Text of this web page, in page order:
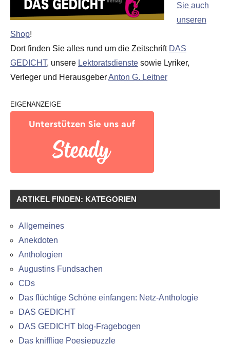
Sie auch
unseren
Shop!
Dort finden Sie alles rund um die Zeitschrift DAS
GEDICHT, unsere Lektoratsdienste sowie Lyriker,
Verleger und HerausgeberAnton G. Leitner
EIGENANZEIGE
ARTIKEL FINDEN: KATEGORIEN
Allgemeines
Anekdoten
Anthologien
Augustins Fundsachen
CDs
Das flüchtige Schöne einfangen: Netz-Anthologie
DAS GEDICHT
DAS GEDICHT blog-Fragebogen
Das knifflige Poesiepuzzle